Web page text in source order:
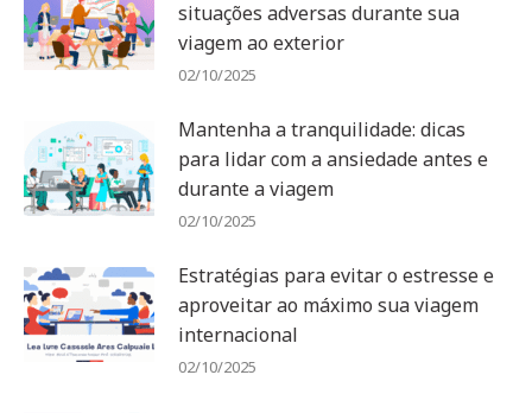
situações adversas durante sua
viagem ao exterior
02/10/2025
Mantenha a tranquilidade: dicas
para lidar com a ansiedade antes e
durante a viagem
02/10/2025
Estratégias para evitar o estresse e
aproveitar ao máximo sua viagem
internacional
02/10/2025